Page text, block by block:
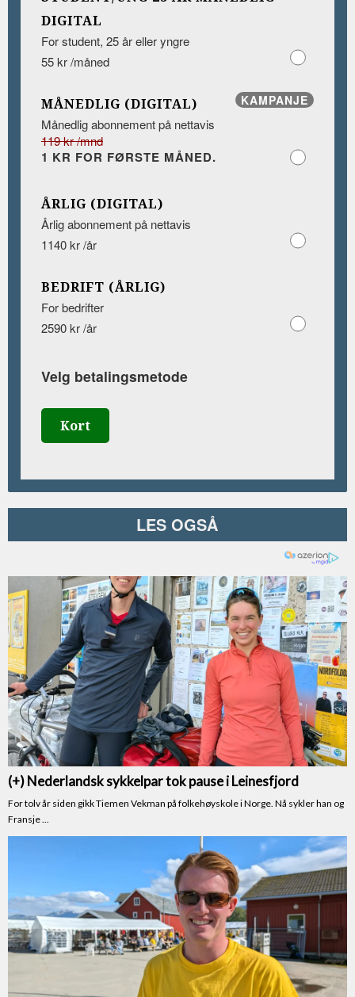
DIGITAL
For student, 25 år eller yngre
55 kr /måned
KAMPANJE
MÅNEDLIG (DIGITAL)
Månedlig abonnement på nettavis
119 kr /mnd
1 KR FOR FØRSTE MÅNED.
ÅRLIG (DIGITAL)
Årlig abonnement på nettavis
1140 kr /år
BEDRIFT (ÅRLIG)
For bedrifter
2590 kr /år
Velg betalingsmetode
Kort
LES OGSÅ